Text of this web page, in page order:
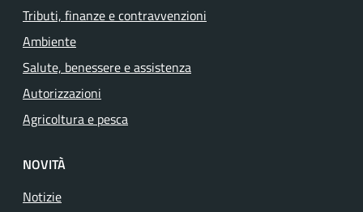
Tributi, finanze e contravvenzioni
Ambiente
Salute, benessere e assistenza
Autorizzazioni
Agricoltura e pesca
NOVITÀ
Notizie